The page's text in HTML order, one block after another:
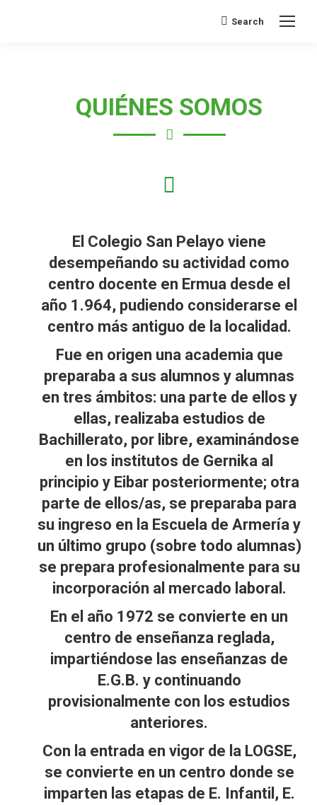
Buscar:
Search
QUIÉNES SOMOS
El Colegio San Pelayo viene
desempeñando su actividad como
centro docente en Ermua desde el
año 1.964, pudiendo considerarse el
centro más antiguo de la localidad.
Fue en origen una academia que
preparaba a sus alumnos y alumnas
en tres ámbitos: una parte de ellos y
ellas, realizaba estudios de
Bachillerato, por libre, examinándose
en los institutos de Gernika al
principio y Eibar posteriormente; otra
parte de ellos/as, se preparaba para
su ingreso en la Escuela de Armería y
un último grupo (sobre todo alumnas)
se prepara profesionalmente para su
incorporación al mercado laboral.
En el año 1972 se convierte en un
centro de enseñanza reglada,
impartiéndose las enseñanzas de
E.G.B. y continuando
provisionalmente con los estudios
anteriores.
Con la entrada en vigor de la LOGSE,
se convierte en un centro donde se
imparten las etapas de E. Infantil, E.